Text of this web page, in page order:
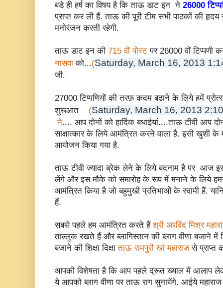
बडे ही हर्ष का विषय है कि ताऊ डाट इन ने 26000
प्राप्त कर ली हैं. ताऊ की पूरी टीम सभी पाठकों की
मनोरंजन करती रहेगी.
ताऊ डाट इन की 715 वीं पोस्टपर 26000 वीं टिप्पणी
नासवाको...(Saturday, March 16, 2013
जी.
27000 टिप्पणियों की तरफ़ कदम बढाने के लिये हमें
शुरूआत (Saturday, March 16, 2013
ने.... आप दोनों को हार्दिक बधाईयां....ताऊ टीवी आप
साक्षात्कार के लिये आमंत्रित करने वाला है. इसी खुशी
आयोजन किया गया है.
ताऊ टीवी ज्यादा ब्रेक लेने के लिये बदनाम है पर आज
लेंगे और इस मौके को समारोह के रूप में मनाने के लिये हमने
आमंत्रित किया है जो बहुमुखी प्रतिभाओं के स्वामी हैं.
हैं.
सबसे पहले हम आमंत्रित करते हैंश्री अरविंद मिश्र
ताल्लुक रखते हैं और ब्लागिस्तान की ब्लाग वीणा बजाने में
बजाने की शिक्षा दिक्षाताऊ रामपुरी खां महाराजसे प्राप्त
आपकी विशेषता है कि आप पहले द्रूत ख्याल में आलाप
ये आपको ब्लाग वीणा पर ताऊ राग सुनायेंगे. आईये